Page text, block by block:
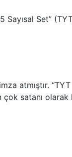
Sayısal Set”
atmıştır. “TYT
çok satanı olarak